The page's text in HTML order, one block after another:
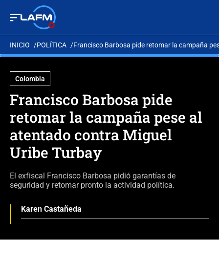
INICIO POLÍTICA Francisco Barbosa pide retomar la campaña
Colombia
Francisco Barbosa pide
retomar la campaña pese al
atentado contra Miguel
Uribe Turbay
El exfiscal Francisco Barbosa pidió garantías de
seguridad y retomar pronto la actividad política.
Karen Castañeda